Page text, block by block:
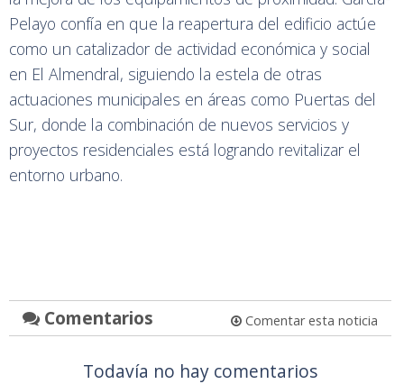
Pelayo confía en que la reapertura del edificio actúe
como un catalizador de actividad económica y social
en El Almendral, siguiendo la estela de otras
actuaciones municipales en áreas como Puertas del
Sur, donde la combinación de nuevos servicios y
proyectos residenciales está logrando revitalizar el
entorno urbano.
Comentarios Comentar esta noticia
Todavía no hay comentarios